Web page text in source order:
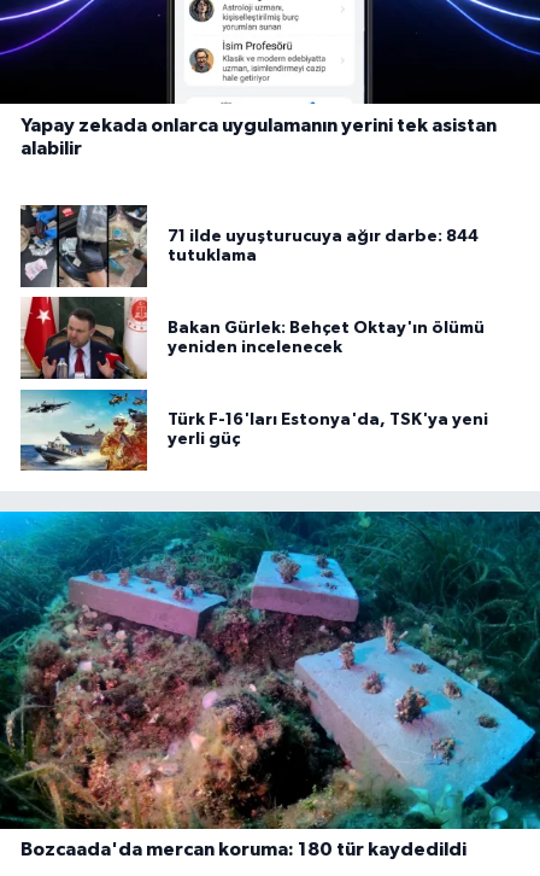
Yapay zekada onlarca uygulamanın yerini tek asistan
alabilir
71 ilde uyuşturucuya ağır darbe: 844
tutuklama
Bakan Gürlek: Behçet Oktay'ın ölümü
yeniden incelenecek
Türk F-16'ları Estonya'da, TSK'ya yeni
yerli güç
Bozcaada'da mercan koruma: 180 tür kaydedildi